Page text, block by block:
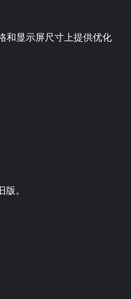
和显示屏尺寸上提供优化
。